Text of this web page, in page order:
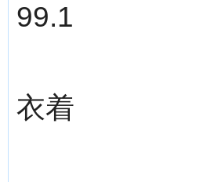
99.1
衣着